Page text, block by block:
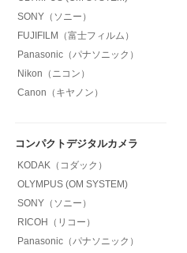
SONY（ソニー）
FUJIFILM（富士フィルム）
Panasonic（パナソニック）
Nikon（ニコン）
Canon（キヤノン）
コンパクトデジタルカメラ
KODAK（コダック）
OLYMPUS (OM SYSTEM)
SONY（ソニー）
RICOH（リコー）
Panasonic（パナソニック）